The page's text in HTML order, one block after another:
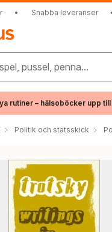
• Snabba leveranser
pussel, penna...
rutiner – hälsoböcker upp
Politik och statsskick